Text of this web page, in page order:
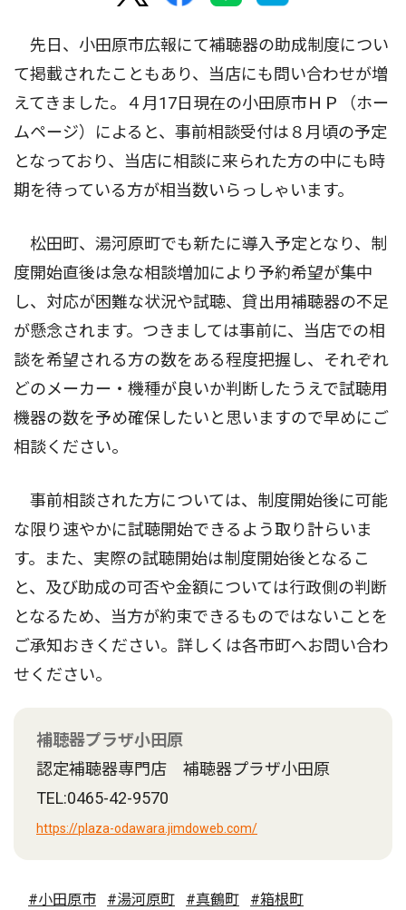
先日、小田原市広報にて補聴器の助成制度につい
て掲載されたこともあり、当店にも問い合わせが増
えてきました。４月17日現在の小田原市ＨＰ（ホー
ムページ）によると、事前相談受付は８月頃の予定
となっており、当店に相談に来られた方の中にも時
期を待っている方が相当数いらっしゃいます。
松田町、湯河原町でも新たに導入予定となり、制
度開始直後は急な相談増加により予約希望が集中
し、対応が困難な状況や試聴、貸出用補聴器の不足
が懸念されます。つきましては事前に、当店での相
談を希望される方の数をある程度把握し、それぞれ
どのメーカー・機種が良いか判断したうえで試聴用
機器の数を予め確保したいと思いますので早めにご
相談ください。
事前相談された方については、制度開始後に可能
な限り速やかに試聴開始できるよう取り計らいま
す。また、実際の試聴開始は制度開始後となるこ
と、及び助成の可否や金額については行政側の判断
となるため、当方が約束できるものではないことを
ご承知おきください。詳しくは各市町へお問い合わ
せください。
補聴器プラザ小田原
認定補聴器専門店 補聴器プラザ小田原
TEL:0465-42-9570
https://plaza-odawara.jimdoweb.com/
#小田原市 #湯河原町 #真鶴町 #箱根町